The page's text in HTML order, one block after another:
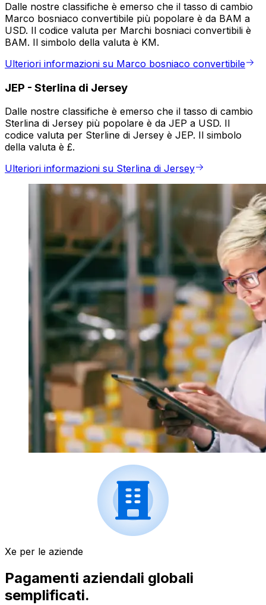
Dalle nostre classifiche è emerso che il tasso di cambio
Marco bosniaco convertibile più popolare è da BAM a
USD. Il codice valuta per Marchi bosniaci convertibili è
BAM. Il simbolo della valuta è KM.
Ulteriori informazioni su Marco bosniaco convertibile
JEP - Sterlina di Jersey
Dalle nostre classifiche è emerso che il tasso di cambio
Sterlina di Jersey più popolare è da JEP a USD. Il
codice valuta per Sterline di Jersey è JEP. Il simbolo
della valuta è £.
Ulteriori informazioni su Sterlina di Jersey
Xe per le aziende
Pagamenti aziendali globali
semplificati.